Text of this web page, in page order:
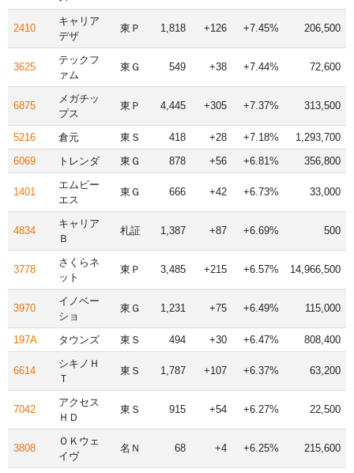
2410
キャリア
デザ
東Ｐ 1,818 +126 +7.45% 206,500
3625
テックフ
ァム
東Ｇ 549 +38 +7.44% 72,600
6875
メガチッ
プス
東Ｐ 4,445 +305 +7.37% 313,500
5216 倉元 東Ｓ 418 +28 +7.18%
1,293,700
6069
トレンダ 東Ｇ 878 +56 +6.81% 356,800
1401
エムビー
エス
東Ｇ 666 +42 +6.73% 33,000
4834
キャリア
Ｂ
札証 1,387 +87 +6.69% 500
3778
さくらネ
ット
東Ｐ 3,485 +215 +6.57% 14,966,500
3970
イノベー
ショ
東Ｇ 1,231 +75 +6.49% 115,000
197A タウンズ 東Ｓ 494 +30 +6.47% 808,400
6614
シキノＨ
Ｔ
東Ｓ 1,787 +107 +6.37% 63,200
7042
アクセス
ＨＤ
東Ｓ 915 +54 +6.27% 22,500
3808
ＯＫウェ
イヴ
名Ｎ 68 +4 +6.25% 215,600